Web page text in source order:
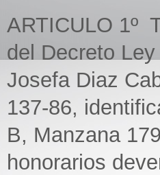
ARTICULO 1º
del Decreto
Josefa Diaz
137-86,
B, Manzana
honorarios